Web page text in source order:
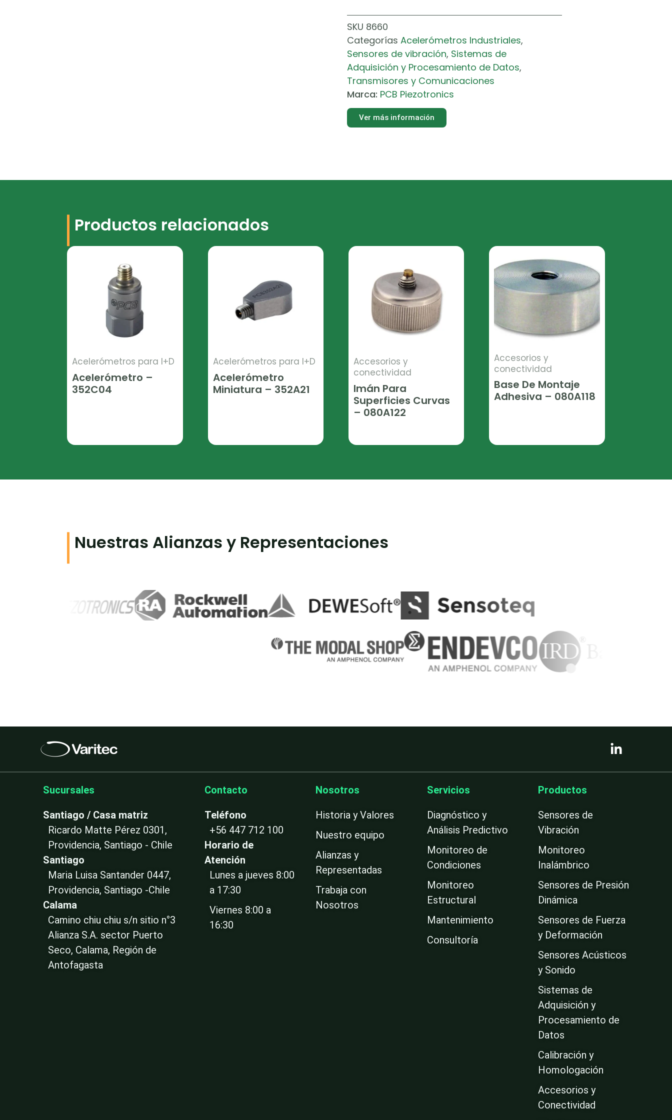
SKU 8660
Categorías Acelerómetros Industriales,
Sensores de vibración, Sistemas de
Adquisición y Procesamiento de Datos,
Transmisores y Comunicaciones
Marca: PCB Piezotronics
Ver más información
Productos relacionados
Acelerómetros para I+D
Acelerómetro –
352C04
Acelerómetros para I+D
Acelerómetro
Miniatura – 352A21
Accesorios y
conectividad
Imán Para
Superficies Curvas
– 080A122
Accesorios y
conectividad
Base De Montaje
Adhesiva – 080A118
Nuestras Alianzas y Representaciones
i
k
Sucursales
Santiago / Casa matriz
Ricardo Matte Pérez 0301,
Providencia, Santiago - Chile
Santiago
Maria Luisa Santander 0447,
Providencia, Santiago -Chile
Calama
Camino chiu chiu s/n sitio n°3
Alianza S.A. sector Puerto
Seco, Calama, Región de
Antofagasta
Contacto
Teléfono
+56 447 712 100
Horario de
Atención
Lunes a jueves 8:00
a 17:30
Viernes 8:00 a
16:30
Nosotros
Historia y Valores
Nuestro equipo
Alianzas y
Representadas
Trabaja con
Nosotros
Servicios
Diagnóstico y
Análisis Predictivo
Monitoreo de
Condiciones
Monitoreo
Estructural
Mantenimiento
Consultoría
Productos
Sensores de
Vibración
Monitoreo
Inalámbrico
Sensores de Presión
Dinámica
Sensores de Fuerza
y Deformación
Sensores Acústicos
y Sonido
Sistemas de
Adquisición y
Procesamiento de
Datos
Calibración y
Homologación
Accesorios y
Conectividad